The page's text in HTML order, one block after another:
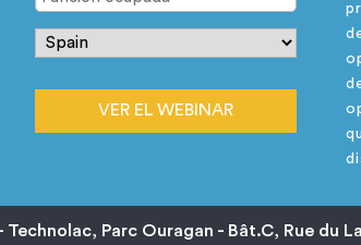
VER EL WEBINAR
Parc Ouragan - Bât.C, Rue du